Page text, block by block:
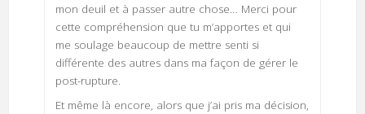
mon deuil et à passer autre chose… Merci pour
cette compréhension que tu m’apportes et qui
me soulage beaucoup de mettre senti si
différente des autres dans ma façon de gérer le
post-rupture.
Et même là encore, alors que j’ai pris ma décision,